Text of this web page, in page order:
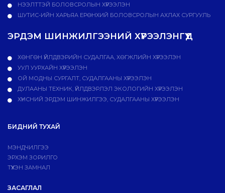
НЭЭЛТТЭЙ БОЛОВСРОЛЫН ХҮРЭЭЛЭН
ШУТИС-ИЙН ХАРЬЯА ЕРӨНХИЙ БОЛОВСРОЛЫН АХЛАХ СУРГУУЛЬ
ЭРДЭМ ШИНЖИЛГЭЭНИЙ ХҮРЭЭЛЭНГҮҮД
ХӨНГӨН ҮЙЛДВЭРИЙН СУДАЛГАА, ХӨГЖЛИЙН ХҮРЭЭЛЭН
УУЛ УУРХАЙН ХҮРЭЭЛЭН
ОЙ МОДНЫ СУРГАЛТ, СУДАЛГААНЫ ХҮРЭЭЛЭН
ДУЛААНЫ ТЕХНИК, ҮЙЛДВЭРЛЭЛ ЭКОЛОГИЙН ХҮРЭЭЛЭН
ХҮНСНИЙ ЭРДЭМ ШИНЖИЛГЭЭ, СУДАЛГААНЫ ХҮРЭЭЛЭН
БИДНИЙ ТУХАЙ
МЭНДЧИЛГЭЭ
ЭРХЭМ ЗОРИЛГО
ТҮҮХЭН ЗАМНАЛ
ЗАСАГЛАЛ